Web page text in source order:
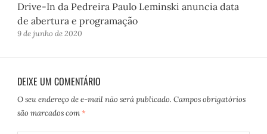
Drive-In da Pedreira Paulo Leminski anuncia data
de abertura e programação
9 de junho de 2020
DEIXE UM COMENTÁRIO
O seu endereço de e-mail não será publicado. Campos obrigatórios
são marcados com *